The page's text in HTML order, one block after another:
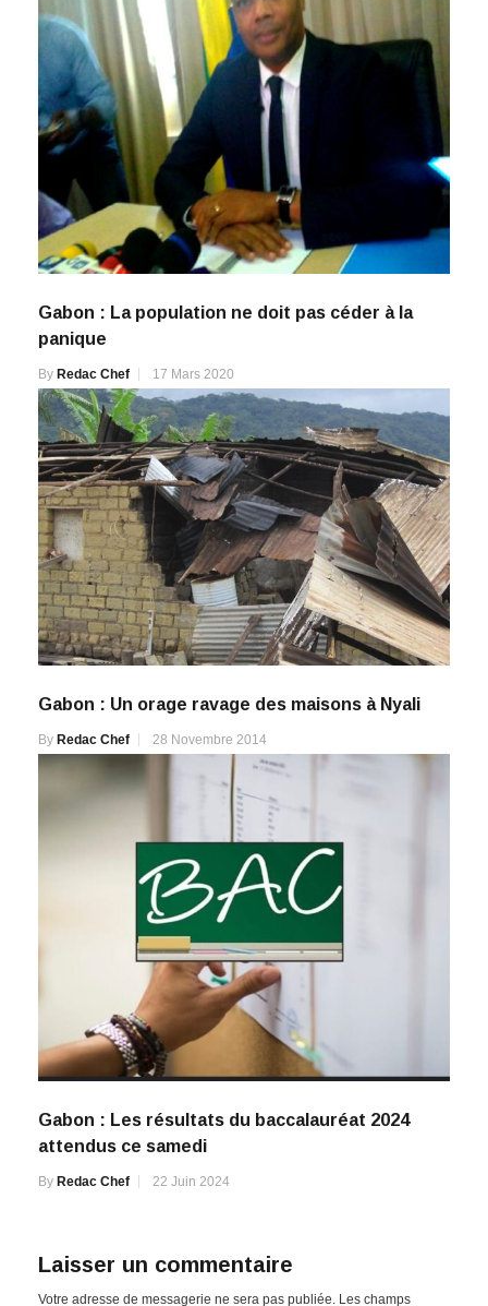
Gabon : La population ne doit pas céder à la
panique
By Redac Chef 17 Mars 2020
Gabon : Un orage ravage des maisons à Nyali
By Redac Chef 28 Novembre 2014
Gabon : Les résultats du baccalauréat 2024
attendus ce samedi
By Redac Chef 22 Juin 2024
Laisser un commentaire
Votre adresse de messagerie ne sera pas publiée. Les champs